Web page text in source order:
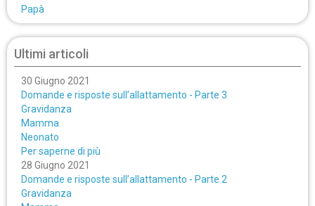
Papà
Ultimi articoli
30 Giugno 2021
Domande e risposte sull’allattamento - Parte 3
Gravidanza
Mamma
Neonato
Per saperne di più
28 Giugno 2021
Domande e risposte sull’allattamento - Parte 2
Gravidanza